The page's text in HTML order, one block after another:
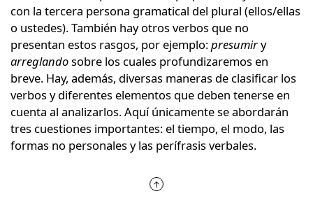
con la tercera persona gramatical del plural (ellos/ellas
o ustedes). También hay otros verbos que no
presentan estos rasgos, por ejemplo:presumiry
arreglandosobre los cuales profundizaremos en
breve. Hay, además, diversas maneras de clasificar los
verbos y diferentes elementos que deben tenerse en
cuenta al analizarlos. Aquí únicamente se abordarán
tres cuestiones importantes: el tiempo, el modo, las
formas no personales y las perífrasis verbales.